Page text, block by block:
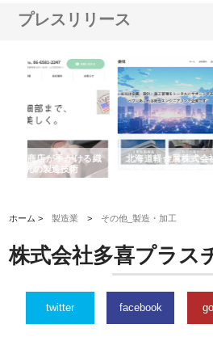
プレスリリース
株式会社耕文社が品川で実現す
る販促物製作から配送までワン
ストップ対応
株
ホーム >製造業 > その他_製造・加工
株式会社多喜プラス
twitter facebook